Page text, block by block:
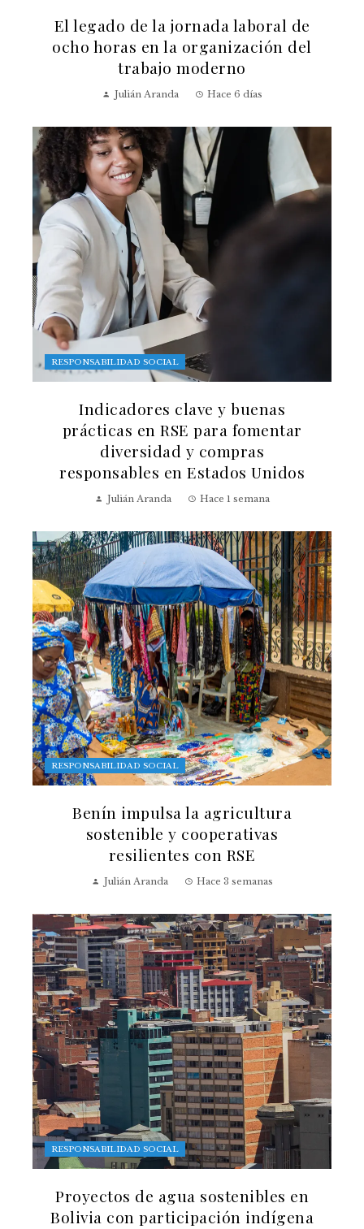
El legado de la jornada laboral de
ocho horas en la organización del
trabajo moderno
Julián Aranda Hace 6 días
RESPONSABILIDAD SOCIAL
Indicadores clave y buenas
prácticas en RSE para fomentar
diversidad y compras
responsables en Estados Unidos
Julián Aranda Hace 1 semana
RESPONSABILIDAD SOCIAL
Benín impulsa la agricultura
sostenible y cooperativas
resilientes con RSE
Julián Aranda Hace 3 semanas
RESPONSABILIDAD SOCIAL
Proyectos de agua sostenibles en
Bolivia con participación indígena